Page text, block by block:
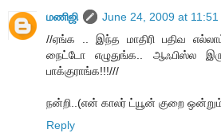
மணிஜி
June 24, 2009 at 11:51
//ஏங்க .. இந்த மாதிரி பதிவ
நைட்டோ எழுதுங்க.. ஆஃபிஸ்ல
பாக்குராங்க!!!///
நன்றி..(என் காலர் ட்யூன் குறை
Reply